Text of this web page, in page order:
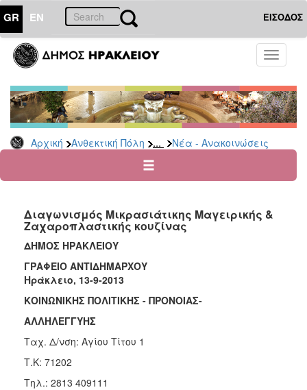
GR EN ΕΙΣΟΔΟΣ
Toggle
Αρχική Ανθεκτική Πόλη ... Νέα - Ανακοινώσεις
ΑΝΘΕΚΤΙΚΗ
ΠΟΛΗ
Κοινωνική
Πολιτική
Νέα
Ανακοινώσεις
για
Οικονομική
Αδυναμία
Φυσικές
Καταστροφές
Κέντρα
Κοινοτικής
(Κ.Α.Π.Η.)
Κέντρα
Δημιουργικής
Διαγωνισμός Μικρασιάτικης Μαγειρικής &
Ζαχαροπλαστικής κουζίνας
ΔΗΜΟΣ ΗΡΑΚΛΕΙΟΥ
ΓΡΑΦΕΙΟ ΑΝΤΙΔΗΜΑΡΧΟΥ
Ηράκλειο, 13-9-2013
ΚΟΙΝΩΝΙΚΗΣ ΠΟΛΙΤΙΚΗΣ - ΠΡΟΝΟΙΑΣ-
ΑΛΛΗΛΕΓΓΥΗΣ
Ταχ. Δ/νση: Αγίου Τίτου 1
Τ.Κ: 71202
Τηλ.: 2813 409111